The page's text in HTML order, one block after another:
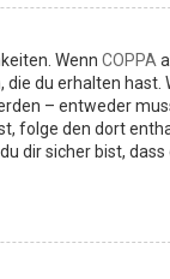
Wenn COPPA
du erhalten hast.
– entweder
folge den dort
dir sicher bist, dass